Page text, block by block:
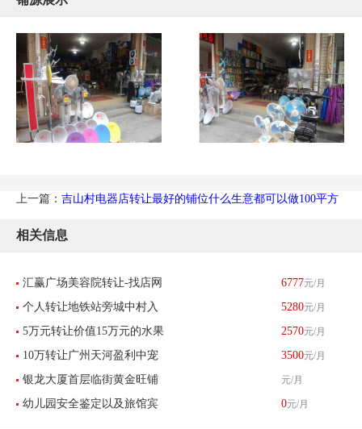
上一篇： 吉山村电器店转让最好的铺位什么生意都可以做100平方
相关信息
汇赢广场美容院转让-找店网
推荐
6777元/月
个人转让地铁站旁城中村入
口多年便利店超市转让
5280元/月
5万元转让价值15万元的水果
铺
2570元/月
10万转让广州天河盈利中宠
物店接手可经营
3500元/月
银龙大厦首层临街黄金旺铺
业主直招-已转让
元/月
幼儿园安全鉴定以及旅馆宾 0元/月